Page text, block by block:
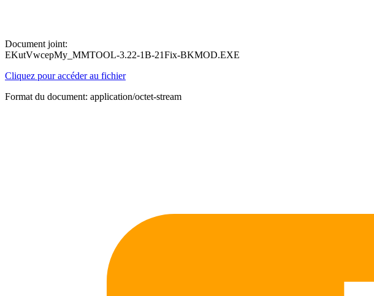
Document joint:
EKutVwcepMy_MMTOOL-3.22-1B-21Fix-BKMOD.EXE
Cliquez pour accéder au fichier
Format du document: application/octet-stream